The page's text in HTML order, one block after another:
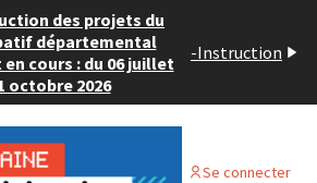
des projets du
départemental
en cours : du 06 juillet
octobre 2026
-Instruction
Se connecter